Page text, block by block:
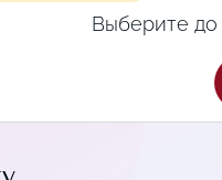
Выберите до